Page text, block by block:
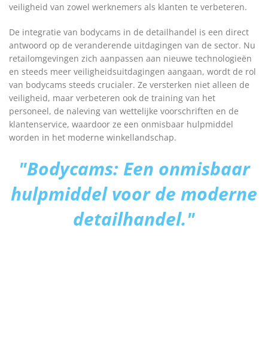
veiligheid van zowel werknemers als klanten te verbeteren.
De integratie van bodycams in de detailhandel is een direct
antwoord op de veranderende uitdagingen van de sector. Nu
retailomgevingen zich aanpassen aan nieuwe technologieën
en steeds meer veiligheidsuitdagingen aangaan, wordt de rol
van bodycams steeds crucialer. Ze versterken niet alleen de
veiligheid, maar verbeteren ook de training van het
personeel, de naleving van wettelijke voorschriften en de
klantenservice, waardoor ze een onmisbaar hulpmiddel
worden in het moderne winkellandschap.
"Bodycams: Een onmisbaar
hulpmiddel voor de moderne
detailhandel."